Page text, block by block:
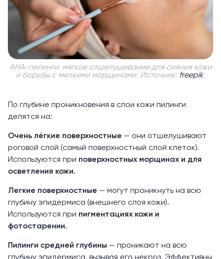
АНА-пилинги: мягкое отшелушивание для сияния кожи
и борьбы с мелкими морщинами. Источник:freepik
По глубине проникновения в слои кожи пилинги
делятся на:
Очень лёгкие поверхностные — они отшелушивают
роговой слой (самый поверхностный слой клеток).
Используются при поверхностных морщинах и для
осветления кожи.
Легкие поверхностные — могут проникнуть на всю
глубину эпидермиса (внешнего слоя кожи).
Используются при пигментациях кожи и
фотостарении.
Пилинги средней глубины — проникают на всю